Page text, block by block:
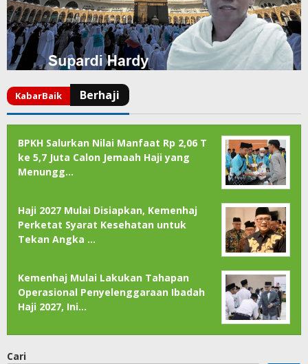
BPKH Salurkan Nilai Manfaat Rp 2,06 T
ke 5,7 Juta Calon Jemaah Haji yang
Menungg…
Haji 2027 Mulai Disiapkan, Kemenhaj
Perketat Syarat Kesehatan untuk
Tekan Angka …
Kemenhaj Mulai Lakukan Tahapan
Operasional Penyelenggaraan Ibadah
Haji 2027, Ini…
Cari